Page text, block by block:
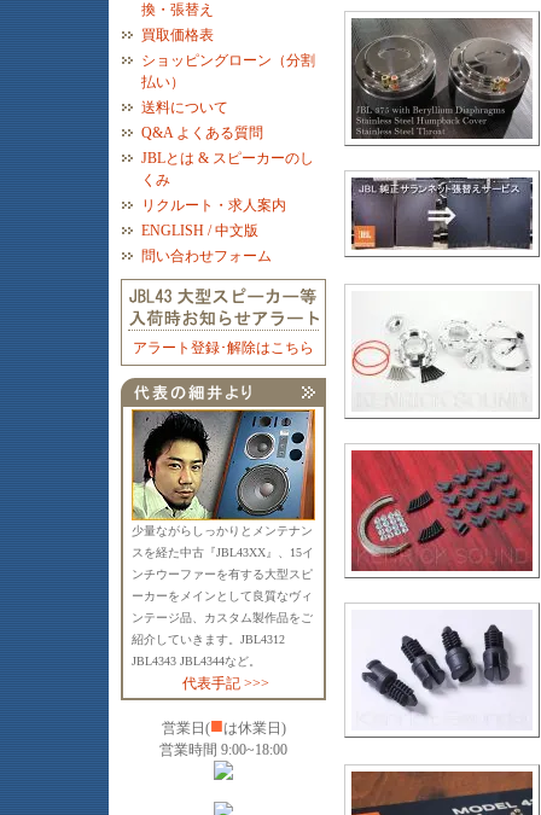
換・張替え
買取価格表
ショッピングローン（分割
払い）
送料について
Q&A よくある質問
JBLとは & スピーカーのし
くみ
リクルート・求人案内
ENGLISH / 中文版
問い合わせフォーム
アラート登録･解除はこちら
少量ながらしっかりとメンテナン
スを経た中古『JBL43XX』、15イ
ンチウーファーを有する大型スピ
ーカーをメインとして良質なヴィ
ンテージ品、カスタム製作品をご
紹介していきます。JBL4312
JBL4343 JBL4344など。
代表手記 >>>
営業日(■は休業日)
営業時間 9:00~18:00